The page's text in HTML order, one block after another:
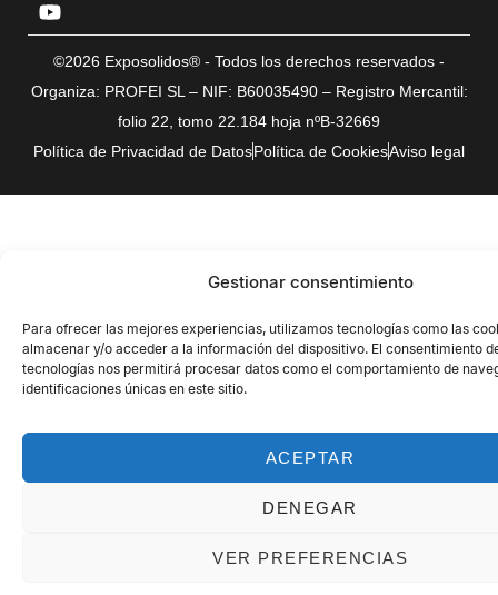
Gestionar consentimiento
Para ofrecer las mejores experiencias, utilizamos tecnologías como las
almacenar y/o acceder a la información del dispositivo. El consentimiento
tecnologías nos permitirá procesar datos como el comportamiento de
identificaciones únicas en este sitio.
ACEPTAR
DENEGAR
VER PREFERENCIAS
©2026 Exposolidos® - Todos los derechos reservados -
Organiza: PROFEI SL – NIF: B60035490 – Registro Mercantil:
folio 22, tomo 22.184 hoja nºB-32669
Política de Privacidad de DatosPolítica de CookiesAviso legal